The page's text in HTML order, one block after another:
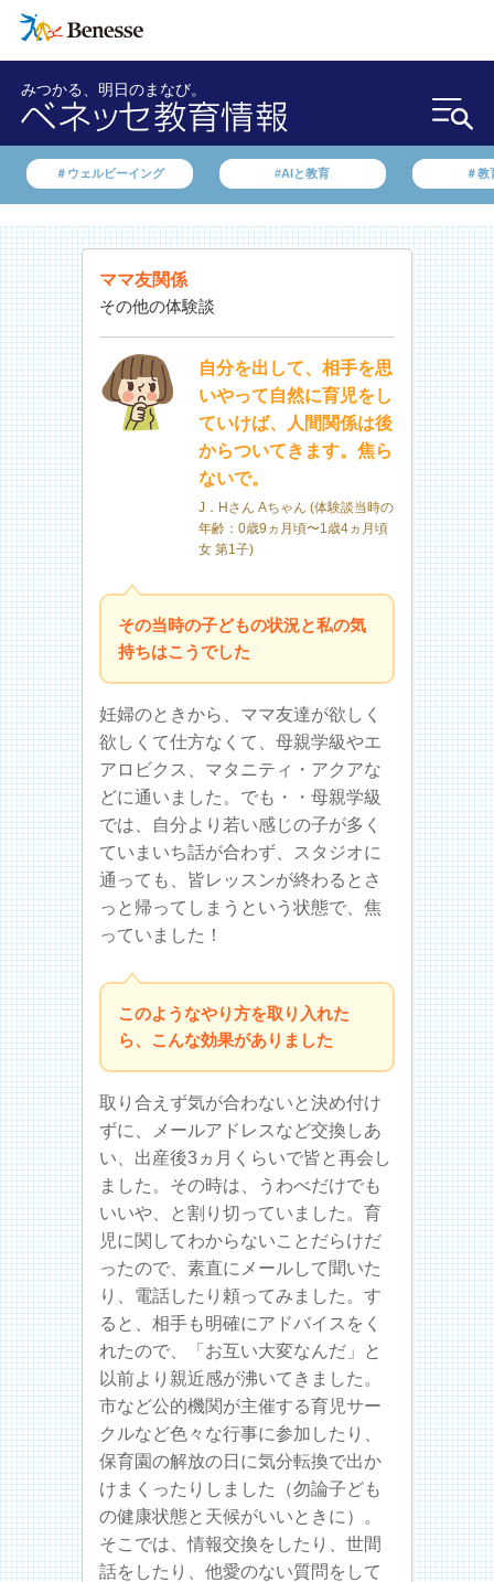
みつかる、明日のまなび。
＃ウェルビーイング #AIと教育 ＃教
ママ友関係
その他の体験談
自分を出して、相手を思
いやって自然に育児をし
ていけば、人間関係は後
からついてきます。焦ら
ないで。
J．Hさん Aちゃん (体験談当時の
年齢：0歳9ヵ月頃〜1歳4ヵ月頃
女 第1子)
その当時の子どもの状況と私の気
持ちはこうでした
妊婦のときから、ママ友達が欲しく
欲しくて仕方なくて、母親学級やエ
アロビクス、マタニティ・アクアな
どに通いました。でも・・母親学級
では、自分より若い感じの子が多く
ていまいち話が合わず、スタジオに
通っても、皆レッスンが終わるとさ
っと帰ってしまうという状態で、焦
っていました！
このようなやり方を取り入れた
ら、こんな効果がありました
取り合えず気が合わないと決め付け
ずに、メールアドレスなど交換しあ
い、出産後3ヵ月くらいで皆と再会し
ました。その時は、うわべだけでも
いいや、と割り切っていました。育
児に関してわからないことだらけだ
ったので、素直にメールして聞いた
り、電話したり頼ってみました。す
ると、相手も明確にアドバイスをく
れたので、「お互い大変なんだ」と
以前より親近感が沸いてきました。
市など公的機関が主催する育児サー
クルなど色々な行事に参加したり、
保育園の解放の日に気分転換で出か
けまくったりしました（勿論子ども
の健康状態と天候がいいときに）。
そこでは、情報交換をしたり、世間
話をしたり、他愛のない質問をして